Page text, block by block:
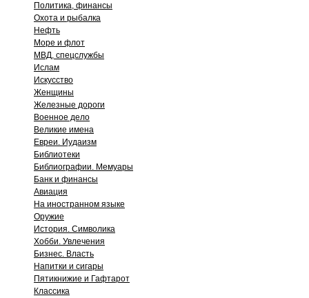
Политика, финансы
Охота и рыбалка
Нефть
Море и флот
МВД, спецслужбы
Ислам
Искусство
Женщины
Железные дороги
Военное дело
Великие имена
Евреи. Иудаизм
Библиотеки
Библиографии. Мемуары
Банк и финансы
Авиация
На иностранном языке
Оружие
История. Символика
Хобби. Увлечения
Бизнес. Власть
Напитки и сигары
Пятикнижие и Гафтарот
Классика